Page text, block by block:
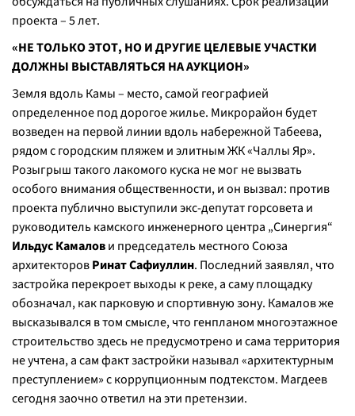
проекта – 5 лет.
«НЕ ТОЛЬКО ЭТОТ, НО И ДРУГИЕ ЦЕЛЕВЫЕ УЧАСТКИ
ДОЛЖНЫ ВЫСТАВЛЯТЬСЯ НА АУКЦИОН»
Земля вдоль Камы – место, самой географией
определенное под дорогое жилье. Микрорайон будет
возведен на первой линии вдоль набережной Табеева,
рядом с городским пляжем и элитным ЖК «Чаллы Яр».
Розыгрыш такого лакомого куска не мог не вызвать
особого внимания общественности, и он вызвал: против
проекта публично выступили экс-депутат горсовета и
руководитель камского инженерного центра „Синергия“
Ильдус Камалови председатель местного Союза
архитекторовРинат Сафиуллин. Последний заявлял, что
застройка перекроет выходы к реке, а саму площадку
обозначал, как парковую и спортивную зону. Камалов же
высказывался в том смысле, что генпланом многоэтажное
строительство здесь не предусмотрено и сама территория
не учтена, а сам факт застройки называл «архитектурным
преступлением» с коррупционным подтекстом. Магдеев
сегодня заочно ответил на эти претензии.